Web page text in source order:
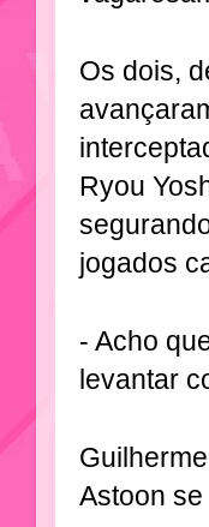
Os dois,
Ryou
jogados
- Acho
levantar
Astoon